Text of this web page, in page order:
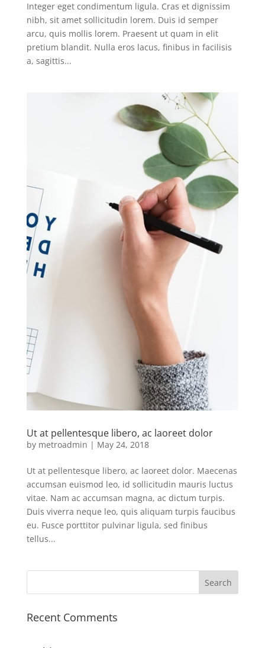
Integer eget condimentum ligula. Cras et dignissim
nibh, sit amet sollicitudin lorem. Duis id semper
arcu, quis mollis lorem. Praesent ut quam in elit
pretium blandit. Nulla eros lacus, finibus in facilisis
a, sagittis...
Ut at pellentesque libero, ac laoreet dolor
by metroadmin | May 24, 2018
Ut at pellentesque libero, ac laoreet dolor. Maecenas
accumsan euismod leo, id sollicitudin mauris luctus
vitae. Nam ac accumsan magna, ac dictum turpis.
Duis viverra neque leo, quis aliquam turpis faucibus
eu. Fusce porttitor pulvinar ligula, sed finibus
tellus...
Recent Comments